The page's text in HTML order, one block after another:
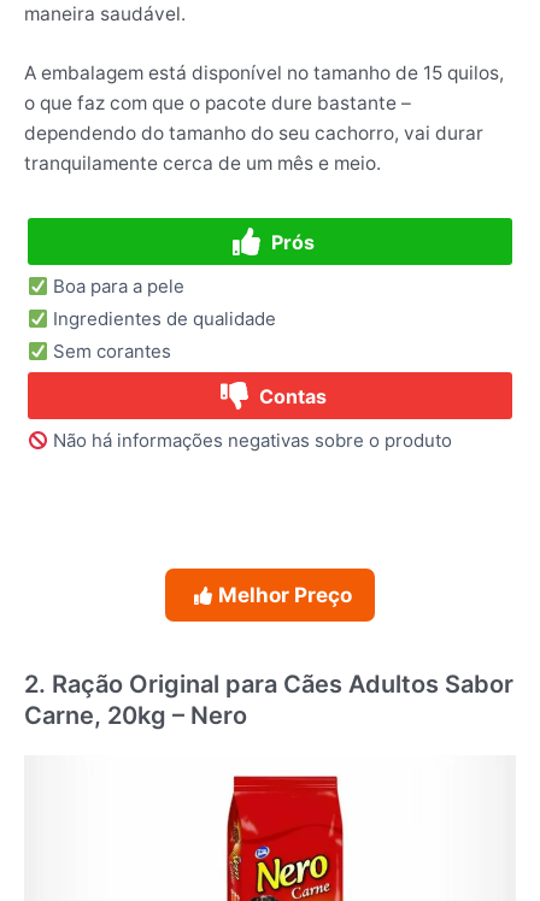
maneira saudável.
A embalagem está disponível no tamanho de 15 quilos,
o que faz com que o pacote dure bastante –
dependendo do tamanho do seu cachorro, vai durar
tranquilamente cerca de um mês e meio.
Prós
Boa para a pele
Ingredientes de qualidade
Sem corantes
Contas
Não há informações negativas sobre o produto
Melhor Preço
2. Ração Original para Cães Adultos Sabor
Carne, 20kg – Nero